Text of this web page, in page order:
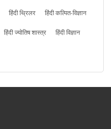
हिंदी थ्रिलर
हिंदी कल्पित-विज्ञान
हिंदी ज्योतिष शास्त्र
हिंदी विज्ञान